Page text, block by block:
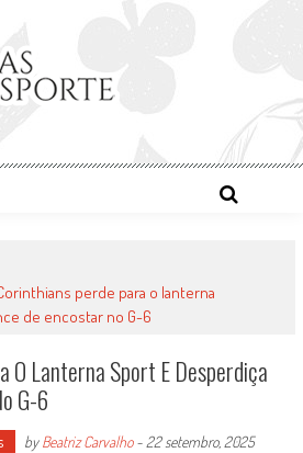
perde para o lanterna
de encostar no G-6
O Lanterna Sport E Desperdiça
G-6
byBeatriz Carvalho- 22 setembro, 2025